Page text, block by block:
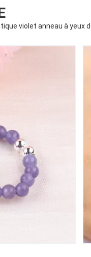
violet anneau à yeux